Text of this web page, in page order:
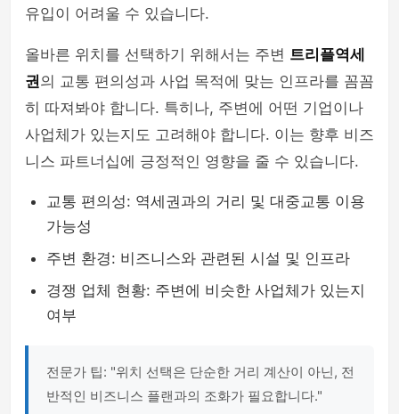
유입이 어려울 수 있습니다.
올바른 위치를 선택하기 위해서는 주변 트리플역세
권의 교통 편의성과 사업 목적에 맞는 인프라를 꼼꼼
히 따져봐야 합니다. 특히나, 주변에 어떤 기업이나
사업체가 있는지도 고려해야 합니다. 이는 향후 비즈
니스 파트너십에 긍정적인 영향을 줄 수 있습니다.
교통 편의성: 역세권과의 거리 및 대중교통 이용
가능성
주변 환경: 비즈니스와 관련된 시설 및 인프라
경쟁 업체 현황: 주변에 비슷한 사업체가 있는지
여부
전문가 팁: "위치 선택은 단순한 거리 계산이 아닌, 전
반적인 비즈니스 플랜과의 조화가 필요합니다."